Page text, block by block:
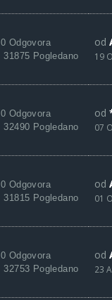
0 Odgovora
31875 Pogledano
od
19
0 Odgovora
32490 Pogledano
od
07
0 Odgovora
31815 Pogledano
od
01
0 Odgovora
32753 Pogledano
od
23